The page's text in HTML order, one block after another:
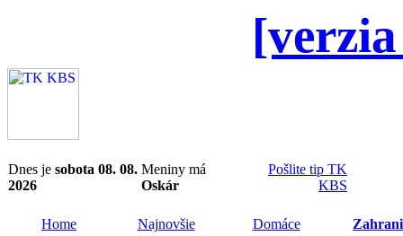
Dnes je sobota 08. 08.
2026
Meniny má
Oskár
Pošlite tip TK
KBS
Home Najnovšie Domáce